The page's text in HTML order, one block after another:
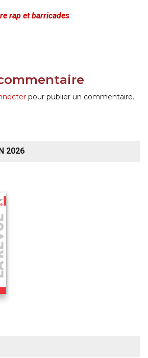
rap et barricades
pour publier un commentaire.
2026